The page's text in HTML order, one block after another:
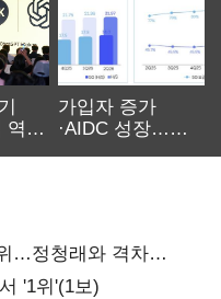
역대
가입자 증가
·AIDC 성장…
…정청래와 격차
'1위'(1보)